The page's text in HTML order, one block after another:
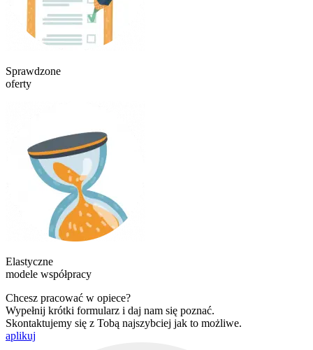
Sprawdzone
oferty
Elastyczne
modele współpracy
Chcesz pracować w opiece?
Wypełnij krótki formularz i daj nam się poznać.
Skontaktujemy się z Tobą najszybciej jak to możliwe.
aplikuj